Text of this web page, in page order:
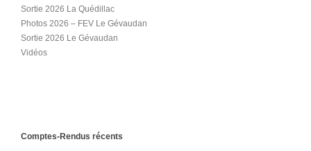
Sortie 2026 La Quédillac
Photos 2026 – FEV Le Gévaudan
Sortie 2026 Le Gévaudan
Vidéos
Comptes-Rendus récents